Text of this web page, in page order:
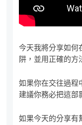
今天我將分享如何
阱，並用正確的方
如果你在交往過程
建議你務必把這部
如果今天的分享有